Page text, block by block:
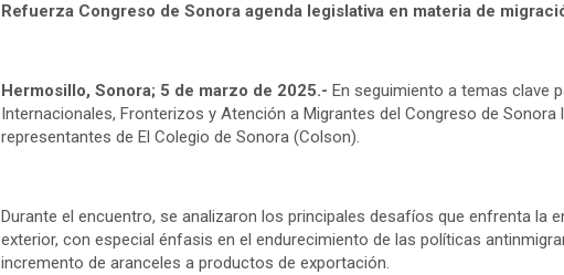
Refuerza Congreso de Sonora agenda legislativa en materia de
Hermosillo, Sonora; 5 de marzo de 2025.- En seguimiento a temas clave
Internacionales, Fronterizos y Atención a Migrantes del Congreso de
representantes de El Colegio de Sonora (Colson).
Durante el encuentro, se analizaron los principales desafíos que enfrenta la
exterior, con especial énfasis en el endurecimiento de las políticas
incremento de aranceles a productos de exportación.